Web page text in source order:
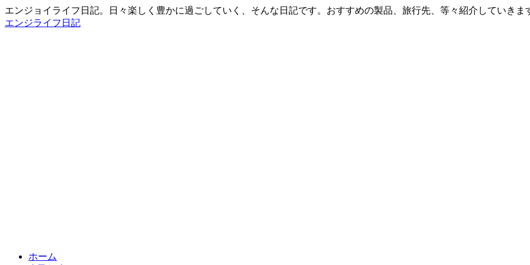
エンジョイライフ日記。日々楽しく豊かに過ごしていく、そんな日記です。おすすめの製品、旅行先、等々紹介していきま
エンジライフ日記
ホーム